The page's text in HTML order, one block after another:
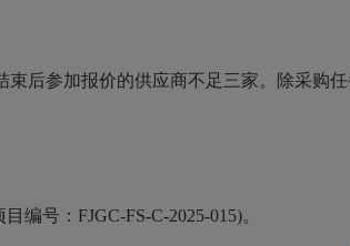
后参加报价的供应商不足三家。 除采购
编号： FJGC-FS-C-2025-015)。